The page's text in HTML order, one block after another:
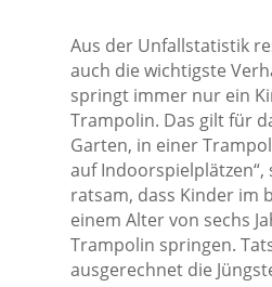
Aus der Unfallstatistik
auch die wichtigste
springt immer nur ein
Trampolin. Das gilt für
Garten, in einer
auf Indoorspielplätzen“,
ratsam, dass Kinder im
einem Alter von sechs
Trampolin springen.
ausgerechnet die